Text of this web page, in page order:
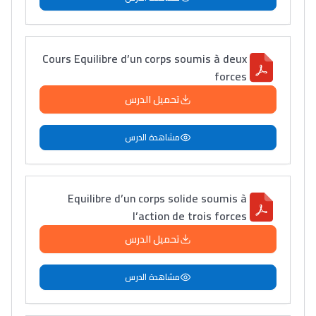
Cours Equilibre d’un corps soumis à deux
forces
تحميل الدرس
مشاهدة الدرس
Equilibre d’un corps solide soumis à
l’action de trois forces
تحميل الدرس
مشاهدة الدرس